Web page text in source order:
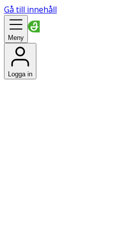
Gå till innehåll
Meny
Logga in